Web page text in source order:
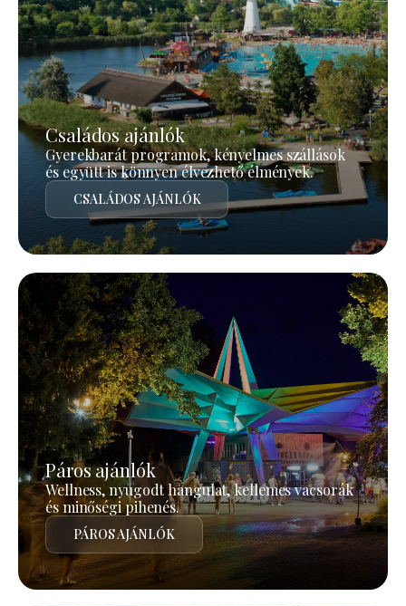
Családos ajánlók
Gyerekbarát programok, kényelmes szállások
és együtt is könnyen élvezhető élmények.
CSALÁDOS AJÁNLÓK
Páros ajánlók
Wellness, nyugodt hangulat, kellemes vacsorák
és minőségi pihenés.
PÁROS AJÁNLÓK